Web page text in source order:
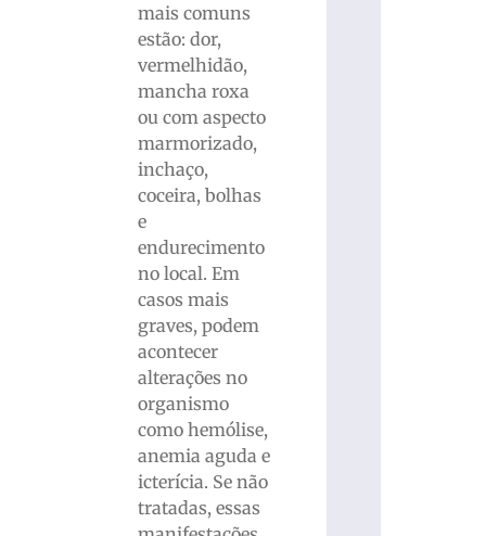
mais comuns
estão: dor,
vermelhidão,
mancha roxa
ou com aspecto
marmorizado,
inchaço,
coceira, bolhas
e
endurecimento
no local. Em
casos mais
graves, podem
acontecer
alterações no
organismo
como hemólise,
anemia aguda e
icterícia. Se não
tratadas, essas